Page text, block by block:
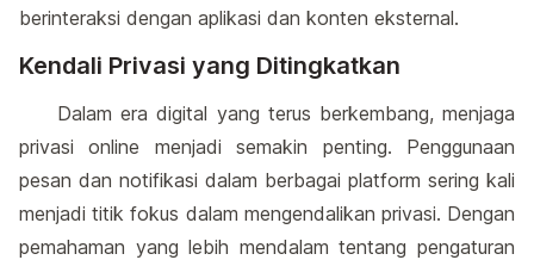
berinteraksi dengan aplikasi dan konten eksternal.
Kendali Privasi yang Ditingkatkan
Dalam era digital yang terus berkembang, menjaga
privasi online menjadi semakin penting. Penggunaan
pesan dan notifikasi dalam berbagai platform sering kali
menjadi titik fokus dalam mengendalikan privasi. Dengan
pemahaman yang lebih mendalam tentang pengaturan